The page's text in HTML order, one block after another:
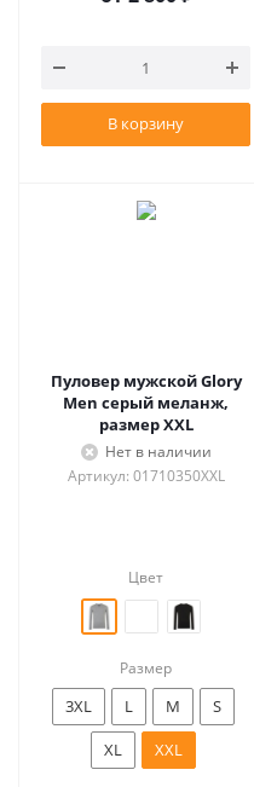
В корзину
Пуловер мужской Glory
Men серый меланж,
размер XXL
Нет в наличии
Артикул: 01710350XXL
Цвет
Размер
3XL L M
S
XL
XXL